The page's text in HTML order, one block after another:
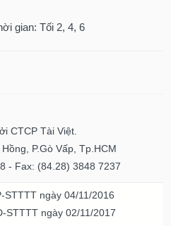
gian: Tối 2, 4, 6
CTCP Tài Việt.
P.Gò Vấp, Tp.HCM
- Fax: (84.28) 3848 7237
STTTT ngày 04/11/2016
STTTT ngày 02/11/2017